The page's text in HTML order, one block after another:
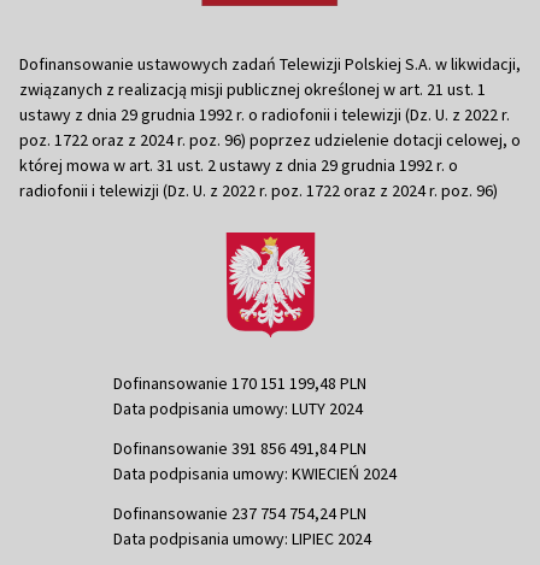
Dofinansowanie ustawowych zadań Telewizji Polskiej S.A. w likwidacji,
związanych z realizacją misji publicznej określonej w art. 21 ust. 1
ustawy z dnia 29 grudnia 1992 r. o radiofonii i telewizji (Dz. U. z 2022 r.
poz. 1722 oraz z 2024 r. poz. 96) poprzez udzielenie dotacji celowej, o
której mowa w art. 31 ust. 2 ustawy z dnia 29 grudnia 1992 r. o
radiofonii i telewizji (Dz. U. z 2022 r. poz. 1722 oraz z 2024 r. poz. 96)
Dofinansowanie 170 151 199,48 PLN
Data podpisania umowy: LUTY 2024
Dofinansowanie 391 856 491,84 PLN
Data podpisania umowy: KWIECIEŃ 2024
Dofinansowanie 237 754 754,24 PLN
Data podpisania umowy: LIPIEC 2024